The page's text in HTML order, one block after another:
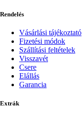
Rendelés
Vásárlási tájékoztató
Fizetési módok
Szállítási feltételek
Visszavét
Csere
Elállás
Garancia
Extrák